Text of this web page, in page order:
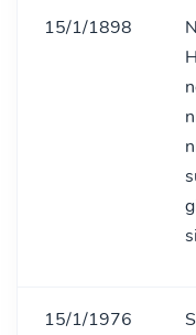
15/1/1898
15/1/1976